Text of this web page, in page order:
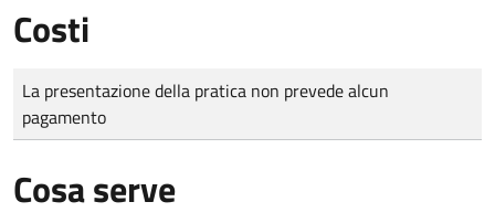
Costi
Tipo di pagamento
Importo
La presentazione della pratica non prevede alcun
pagamento
Cosa serve